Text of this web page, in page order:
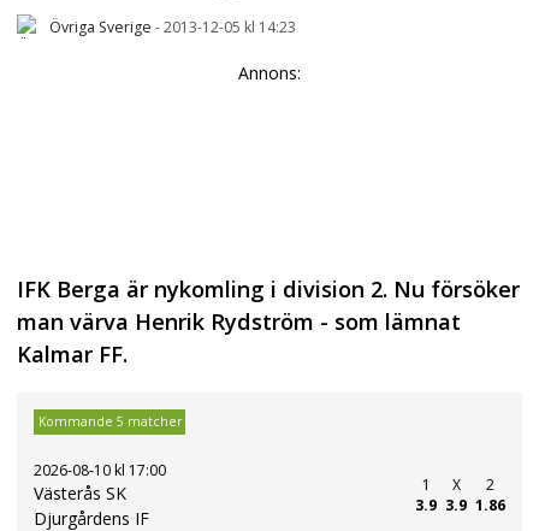
Övriga Sverige -2013-12-05 kl 14:23
Annons:
IFK Berga är nykomling i division 2. Nu försöker
man värva Henrik Rydström - som lämnat
Kalmar FF.
Kommande 5 matcher
2026-08-10 kl 17:00
Västerås SK
Djurgårdens IF
1
3.9
X
3.9
2
1.86